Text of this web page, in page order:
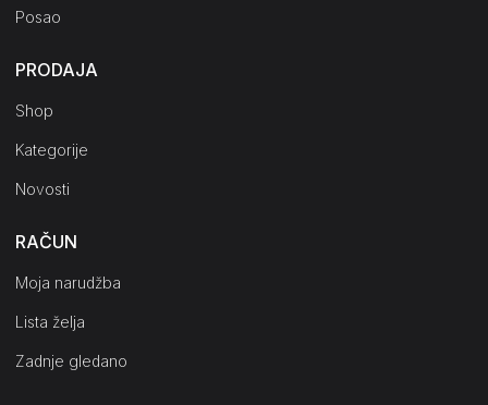
Posao
PRODAJA
Shop
Kategorije
Novosti
RAČUN
Moja narudžba
Lista želja
Zadnje gledano